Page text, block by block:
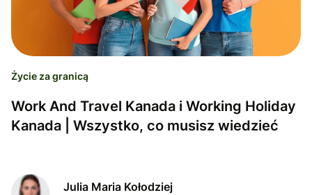
Życie za granicą
Work And Travel Kanada i Working Holiday
Kanada | Wszystko, co musisz wiedzieć
Julia Maria Kołodziej